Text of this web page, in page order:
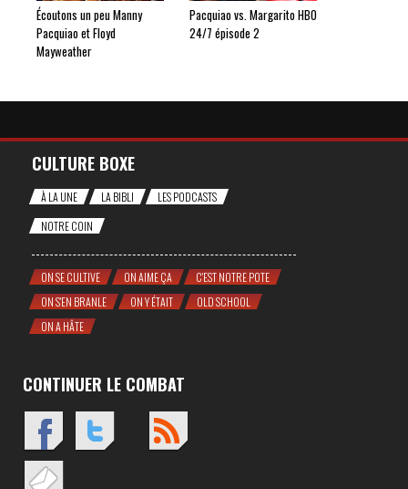
Écoutons un peu Manny
Pacquiao et Floyd
Mayweather
Pacquiao vs. Margarito HBO
24/7 épisode 2
CULTURE BOXE
À LA UNE LA BIBLI
LES PODCASTS
NOTRE COIN
ON SE CULTIVE ON AIME ÇA
C'EST NOTRE POTE
ON S'EN BRANLE
ON Y ÉTAIT
OLD SCHOOL
ON A HÂTE
CONTINUER LE COMBAT